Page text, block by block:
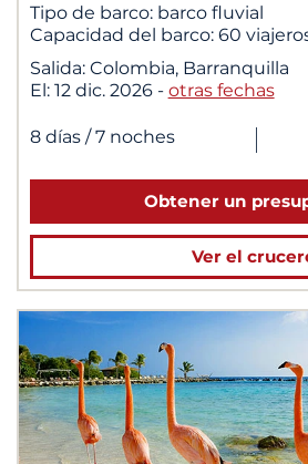
Tipo de barco: barco fluvial
Capacidad del barco: 60
Salida: Colombia, Barranquilla
El: 12 dic. 2026 - otras fechas
8 días / 7 noches |
Obtener un
Ver el